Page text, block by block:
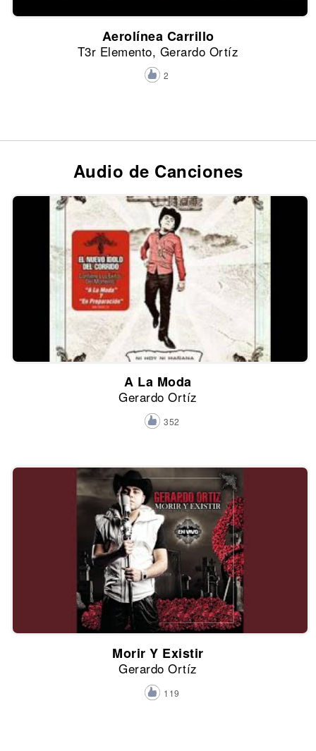
Aerolínea Carrillo
T3r Elemento, Gerardo Ortíz
2
Audio de Canciones
A La Moda
Gerardo Ortíz
352
Morir Y Existir
Gerardo Ortíz
119